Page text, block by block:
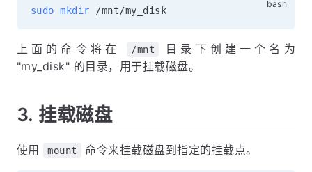
sudo mkdir
上面的命令将在 /mnt
目录下创建一个名为
"my_disk" 的目录，用于挂载磁盘。
3. 挂载磁盘
使用 mount 命令来挂载磁盘到指定的挂载点。